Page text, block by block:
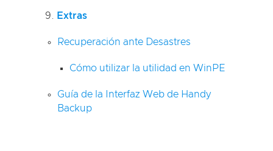
Extras
Recuperación ante Desastres
Cómo utilizar la utilidad en WinPE
Guía de la Interfaz Web de Handy
Backup